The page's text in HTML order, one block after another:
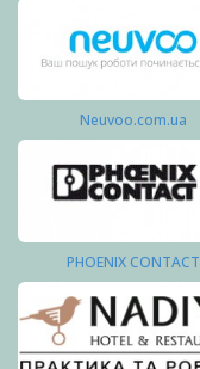
Neuvoo.com.ua
PHOENIX CONTACT